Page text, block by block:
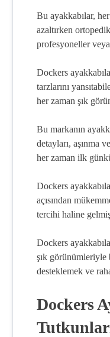
Bu ayakkabılar,
azaltırken
profesyoneller
Dockers
tarzlarını
her zaman şık
Bu markanın
detayları, aşınma
her zaman ilk
Dockers
açısından
tercihi haline
Dockers
şık görünümleriyle
desteklemek ve
Dockers